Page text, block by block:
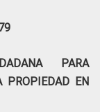
PARA
PROPIEDAD EN